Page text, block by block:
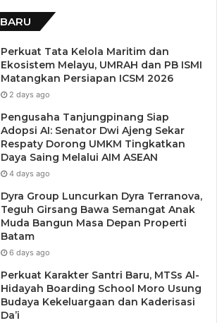
Perkuat Tata Kelola Maritim dan
Ekosistem Melayu, UMRAH dan PB ISMI
Matangkan Persiapan ICSM 2026
2 days ago
Pengusaha Tanjungpinang Siap
Adopsi AI: Senator Dwi Ajeng Sekar
Respaty Dorong UMKM Tingkatkan
Daya Saing Melalui AIM ASEAN
4 days ago
Dyra Group Luncurkan Dyra Terranova,
Teguh Girsang Bawa Semangat Anak
Muda Bangun Masa Depan Properti
Batam
6 days ago
Perkuat Karakter Santri Baru, MTSs Al-
Hidayah Boarding School Moro Usung
Budaya Kekeluargaan dan Kaderisasi
Da’i